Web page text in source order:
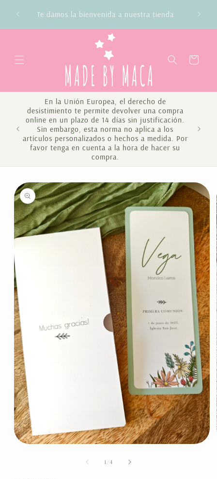
directamente
al contenidoTe damos la bienvenida a nuestra tienda
Carrito
En la Unión Europea, el derecho de
desistimiento te permite devolver una compra
online en un plazo de 14 días sin justificación.
Sin embargo, esta norma no aplica a los
artículos personalizados o hechos a medida. Por
favor tenga en cuenta a la hora de hacer su
compra.
directamente
a la
información
del producto
1/de
4